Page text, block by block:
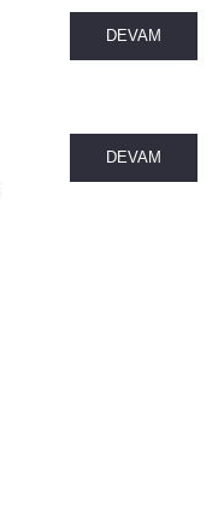
DEVAM
DEVAM